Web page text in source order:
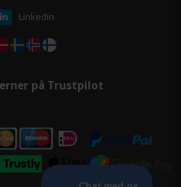
Linkedin
på Trustpilot